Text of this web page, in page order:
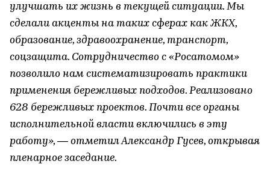
улучшать их жизнь в текущей ситуации. Мы
сделали акценты на таких сферах как ЖКХ,
образование, здравоохранение, транспорт,
соцзащита. Сотрудничество с «Росатомом»
позволило нам систематизировать практики
применения бережливых подходов. Реализовано
628 бережливых проектов. Почти все органы
исполнительной власти включились в эту
работу», — отметил Александр Гусев, открывая
пленарное заседание.